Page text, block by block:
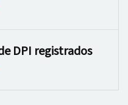
DPI registrados